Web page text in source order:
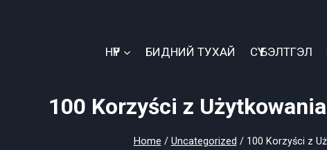
НҮҮР БИДНИЙ ТУХАЙ СҮҮ БЭЛТГЭЛ
100 Korzyści z
Home / Uncategorized / 100 Korzyści z